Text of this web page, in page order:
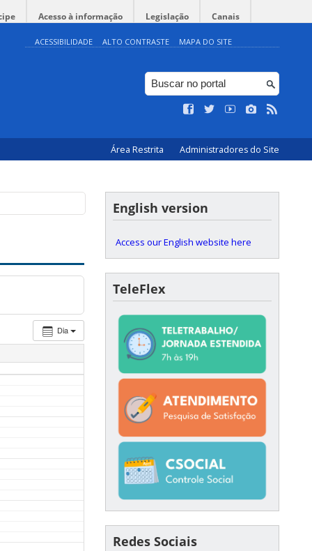
Acesso à informação Legislação Canais
ACESSIBILIDADE ALTO CONTRASTE MAPA DO SITE
Área Restrita Administradores do Site
Dia
English version
Access our English website here
TeleFlex
Redes Sociais